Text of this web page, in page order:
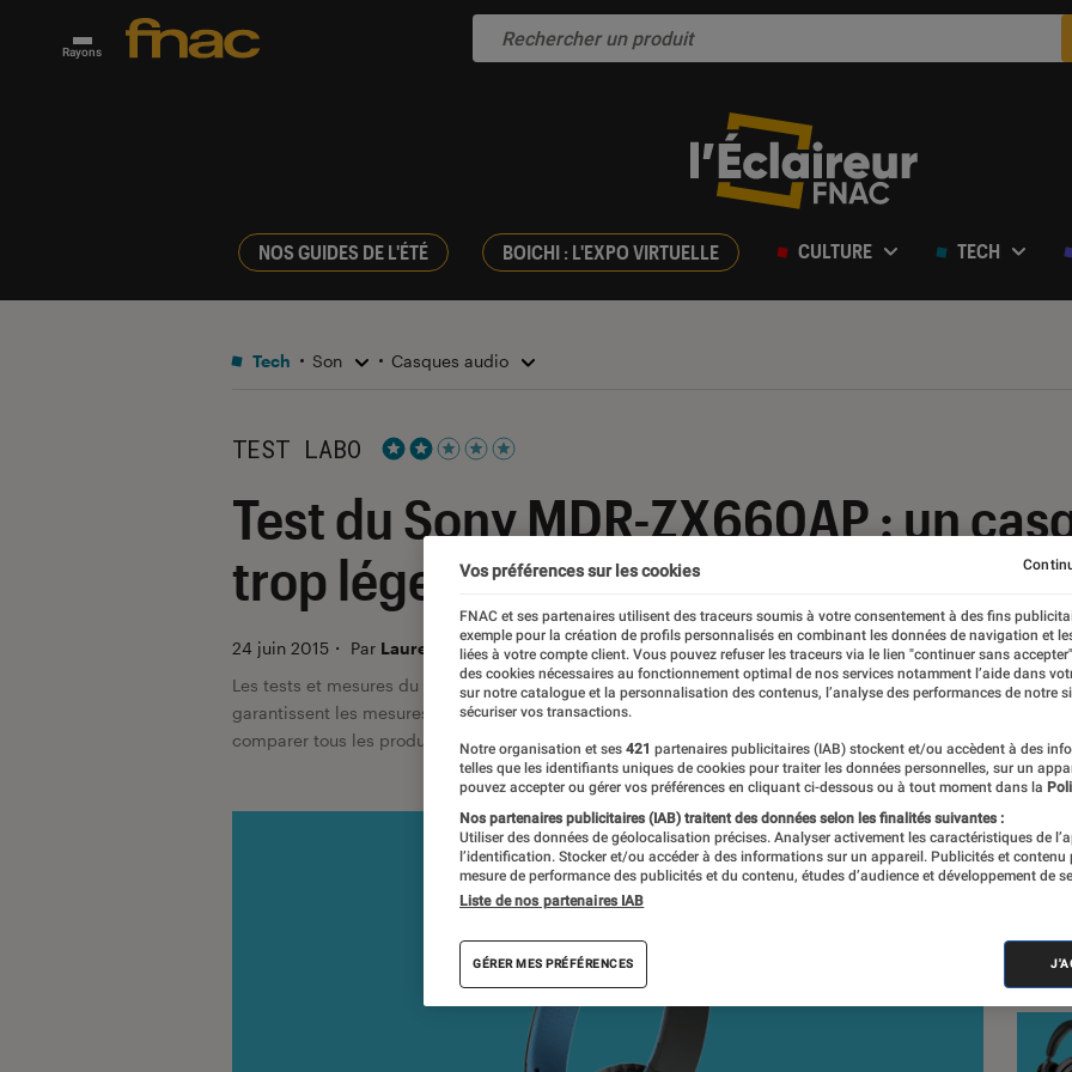
Rayons
NOS GUIDES DE L'ÉTÉ BOICHI : L'EXPO VIRTUELLE CULTURE TECH
Tech Son Casques audio
TEST LABO
Test du Sony MDR-ZX660AP : un
trop léger
24 juin 2015 ・ Par Laure Renouard, Jean-Charles Frelier
Les tests et mesures du Labo Fnac sont réalisés en toute indépendance du commerce ou des fabricants
garantissent les mesures grâce à leur expertise, et aux équipements de mesures les plus précis. Pour en
comparer tous les produits, visitez notre
comparateur
VOIR
Vos préférences sur les cookies
FNAC et ses partenaires utilisent des traceurs soumis à votre consentement à des fins
exemple pour la création de profils personnalisés en combinant les données de navigation et
liées à votre compte client. Vous pouvez refuser les traceurs via le lien "continuer sans
des cookies nécessaires au fonctionnement optimal de nos services notamment l’aide dans
sur notre catalogue et la personnalisation des contenus, l’analyse des performances de notre
sécuriser vos transactions.
Notre organisation et ses 421 partenaires publicitaires (IAB) stockent et/ou accèdent à des
telles que les identifiants uniques de cookies pour traiter les données personnelles, sur un
pouvez accepter ou gérer vos préférences en cliquant ci-dessous ou à tout moment dans la
Nos partenaires publicitaires (IAB) traitent des données selon les finalités suivantes :
Utiliser des données de géolocalisation précises. Analyser activement les caractéristiques de
l’identification. Stocker et/ou accéder à des informations sur un appareil. Publicités et contenu
mesure de performance des publicités et du contenu, études d’audience et développement de
Liste de nos partenaires IAB
GÉRER MES PRÉFÉRENCES